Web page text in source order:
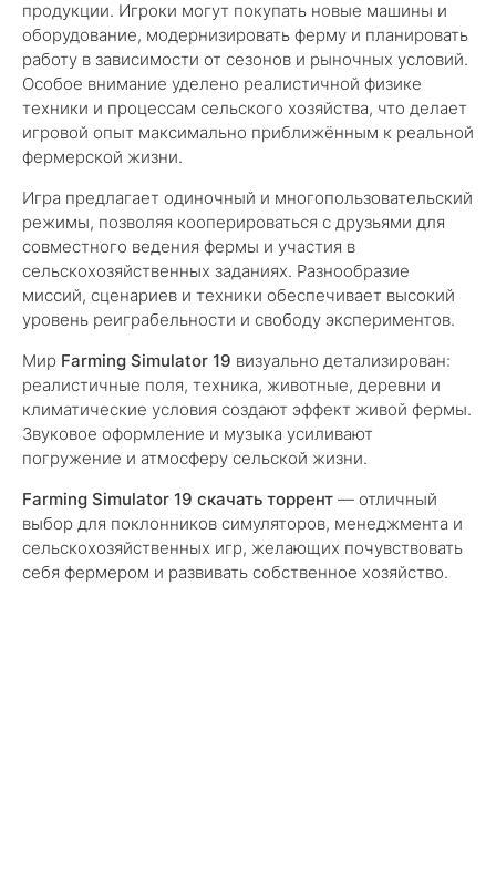
продукции. Игроки могут покупать новые машины и
оборудование, модернизировать ферму и планировать
работу в зависимости от сезонов и рыночных условий.
Особое внимание уделено реалистичной физике
техники и процессам сельского хозяйства, что делает
игровой опыт максимально приближённым к реальной
фермерской жизни.
Игра предлагает одиночный и многопользовательский
режимы, позволяя кооперироваться с друзьями для
совместного ведения фермы и участия в
сельскохозяйственных заданиях. Разнообразие
миссий, сценариев и техники обеспечивает высокий
уровень реиграбельности и свободу экспериментов.
Мир Farming Simulator 19 визуально детализирован:
реалистичные поля, техника, животные, деревни и
климатические условия создают эффект живой фермы.
Звуковое оформление и музыка усиливают
погружение и атмосферу сельской жизни.
Farming Simulator 19 скачать торрент — отличный
выбор для поклонников симуляторов, менеджмента и
сельскохозяйственных игр, желающих почувствовать
себя фермером и развивать собственное хозяйство.